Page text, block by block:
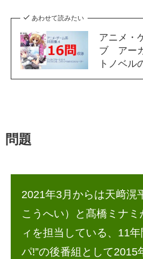
あわせて読みたい
アニメ・
ブ アー
トノベル
問題
2021年3月からは天﨑滉
こうへい）と髙橋ミナ
ィを担当している、11
パ!”の後番組として2015